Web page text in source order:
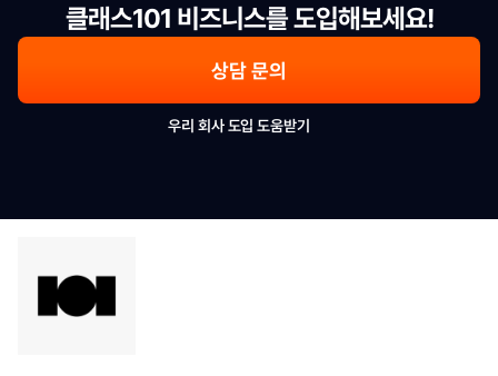
클래스101 비즈니스를 도입해보세요!
상담 문의
우리 회사 도입 도움받기